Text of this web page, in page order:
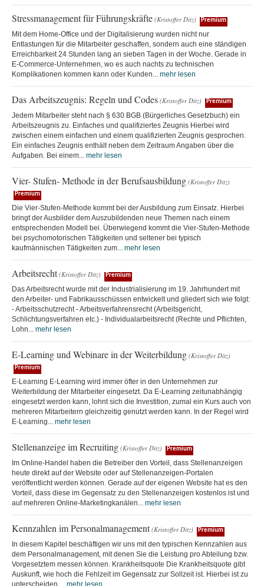
Stressmanagement für Führungskräfte (Kristoffer Ditz) Premium
Mit dem Home-Office und der Digitalisierung wurden nicht nur
Entlastungen für die Mitarbeiter geschaffen, sondern auch eine ständigen
Erreichbarkeit 24 Stunden lang an sieben Tagen in der Woche. Gerade in
E-Commerce-Unternehmen, wo es auch nachts zu technischen
Komplikationen kommen kann oder Kunden... mehr lesen
Das Arbeitszeugnis: Regeln und Codes (Kristoffer Ditz) Premium
Jedem Mitarbeiter steht nach § 630 BGB (Bürgerliches Gesetzbuch) ein
Arbeitszeugnis zu. Einfaches und qualifiziertes Zeugnis Hierbei wird
zwischen einem einfachen und einem qualifizierten Zeugnis gesprochen.
Ein einfaches Zeugnis enthält neben dem Zeitraum Angaben über die
Aufgaben. Bei einem... mehr lesen
Vier- Stufen- Methode in der Berufsausbildung (Kristoffer Ditz)
Premium
Die Vier-Stufen-Methode kommt bei der Ausbildung zum Einsatz. Hierbei
bringt der Ausbilder dem Auszubildenden neue Themen nach einem
entsprechenden Modell bei. Überwiegend kommt die Vier-Stufen-Methode
bei psychomotorischen Tätigkeiten und seltener bei typisch
kaufmännischen Tätigkeiten zum... mehr lesen
Arbeitsrecht (Kristoffer Ditz) Premium
Das Arbeitsrecht wurde mit der Industrialisierung im 19. Jahrhundert mit
den Arbeiter- und Fabrikausschüssen entwickelt und gliedert sich wie folgt:
- Arbeitsschutzrecht - Arbeitsverfahrensrecht (Arbeitsgericht,
Schlichtungsverfahren etc.) - Individualarbeitsrecht (Rechte und Pflichten,
Lohn... mehr lesen
E-Learning und Webinare in der Weiterbildung (Kristoffer Ditz)
Premium
E-Learning E-Learning wird immer öfter in den Unternehmen zur
Weiterbildung der Mitarbeiter eingesetzt. Da E-Learning zeitunabhängig
eingesetzt werden kann, lohnt sich die Investition, zumal ein Kurs auch von
mehreren Mitarbeitern gleichzeitig genutzt werden kann. In der Regel wird
E-Learning... mehr lesen
Stellenanzeige im Recruiting (Kristoffer Ditz) Premium
Im Online-Handel haben die Betreiber den Vorteil, dass Stellenanzeigen
heute direkt auf der Website oder auf Stellenanzeigen-Portalen
veröffentlicht werden können. Gerade auf der eigenen Website hat es den
Vorteil, dass diese im Gegensatz zu den Stellenanzeigen kostenlos ist und
auf mehreren Online-Marketingkanälen... mehr lesen
Kennzahlen im Personalmanagement (Kristoffer Ditz) Premium
In diesem Kapitel beschäftigen wir uns mit den typischen Kennzahlen aus
dem Personalmanagement, mit denen Sie die Leistung pro Abteilung bzw.
Vorgesetztem messen können. Krankheitsquote Die Krankheitsquote gibt
Auskunft, wie hoch die Fehlzeit im Gegensatz zur Sollzeit ist. Hierbei ist zu
unterscheiden,... mehr lesen